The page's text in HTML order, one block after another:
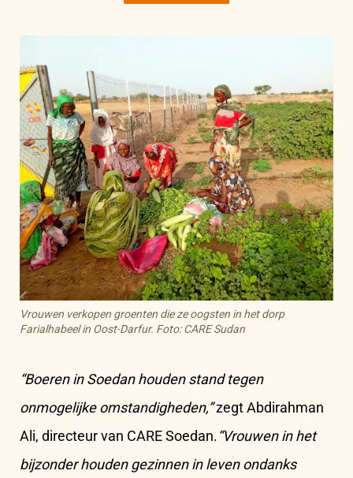
Vrouwen verkopen groenten die ze oogsten in het dorp
Farialhabeel in Oost-Darfur. Foto: CARE Sudan
“Boeren in Soedan houden stand tegen
onmogelijke omstandigheden,”zegt Abdirahman
Ali, directeur van CARE Soedan.“Vrouwen in het
bijzonder houden gezinnen in leven ondanks